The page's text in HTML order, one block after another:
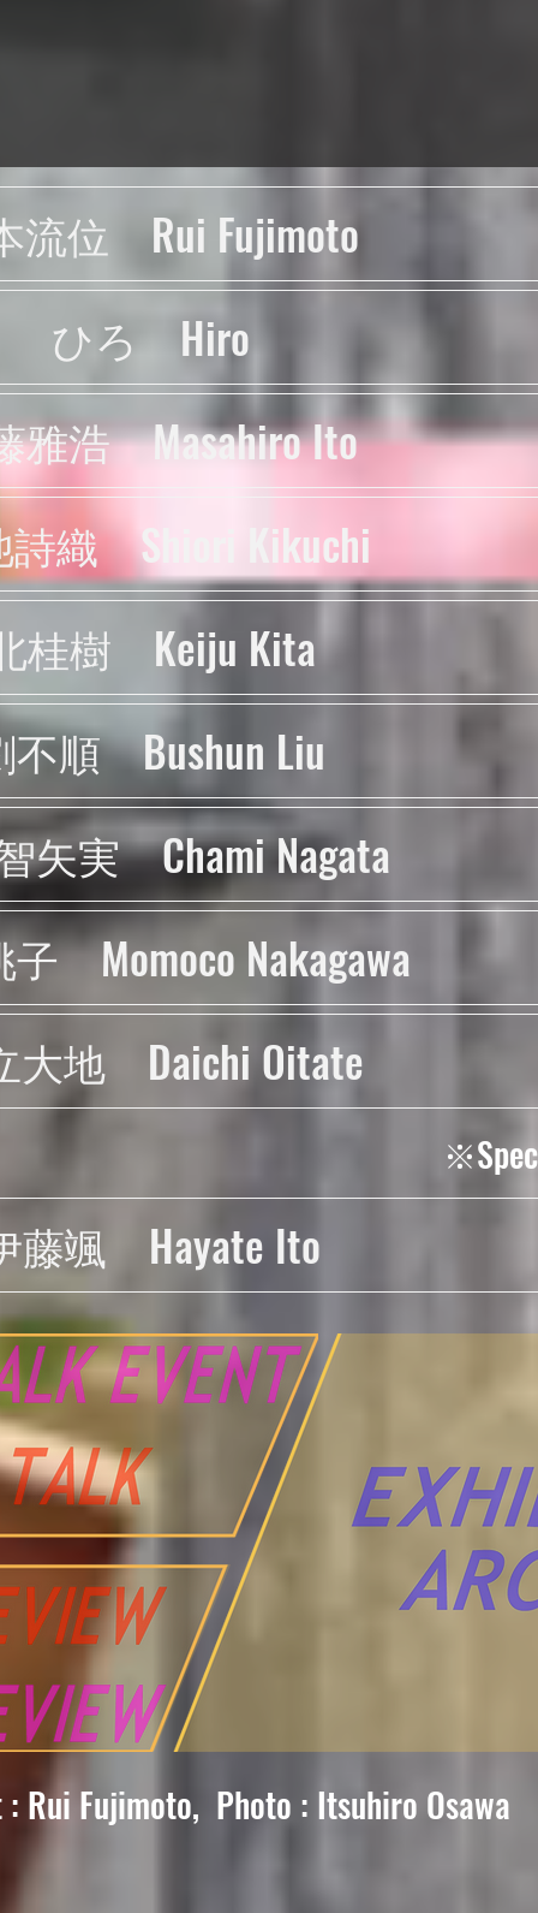
流位 Rui Fujimoto
ひろ Hiro
雅浩 Masahiro Ito
詩織 Shiori Kikuchi
桂樹 Keiju Kita
不順 Bushun Liu
矢実 Chami Nagata
Momoco Nakagawa
大地 Daichi Oitate
藤颯 Hayate Ito
Rui Fujimoto, Photo : Itsuhiro Osawa